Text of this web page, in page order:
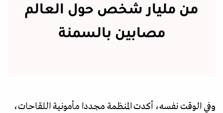
من مليار شخص حول العالم
مصابين بالسمنة
وفي الوقت نفسه، أكدت المنظمة مجددا مأمونية اللقاحات،